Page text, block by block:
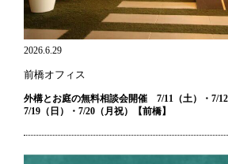
2026.6.29
前橋オフィス
外構とお庭の無料相談会開催 7/11（土）・7/12
7/19（日）・7/20（月祝）【前橋】